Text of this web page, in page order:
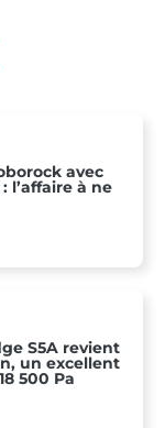
avec
l’affaire à ne
S5A revient
un excellent
500 Pa